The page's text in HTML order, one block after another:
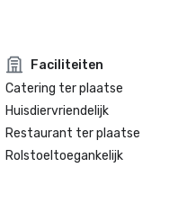
Faciliteiten
Catering ter plaatse
Huisdiervriendelijk
Restaurant ter plaatse
Rolstoeltoegankelijk